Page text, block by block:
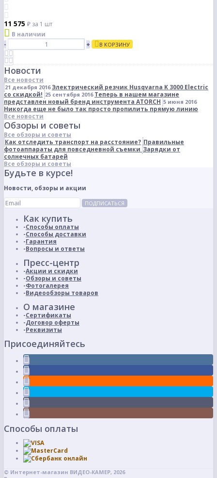
11 575 ₽ за 1 шт
В наличии
-
+ В КОРЗИНУ
Новости
Все новости
21 декабря 2016 Электрический резчик Husqvarna K 3000 Electric
со скидкой! 25 сентября 2016 Теперь в нашем магазине
представлен новый бренд инструмента ATORCH 5 июня 2016
Никогда еще не было так просто пропилить прямую линию
Все новости
Обзоры и советы
Все обзоры и советы
Как отследить транспорт на расстояние? Правильные
фотоаппараты для повседневной съемки Зарядки от
солнечных батарей
Все обзоры и советы
Будьте в курсе!
Новости, обзоры и акции
ПОДПИСАТЬСЯ
Как купить
Способы оплаты
Способы доставки
Гарантия
Вопросы и ответы
Пресс-центр
Акции и скидки
Обзоры и советы
Фотогалерея
Видеообзоры товаров
О магазине
Сертификаты
Договор оферты
Реквизиты
Присоединяйтесь
Способы оплаты
© Интернет-магазин ВИДЕО-КАМЕР, 2026